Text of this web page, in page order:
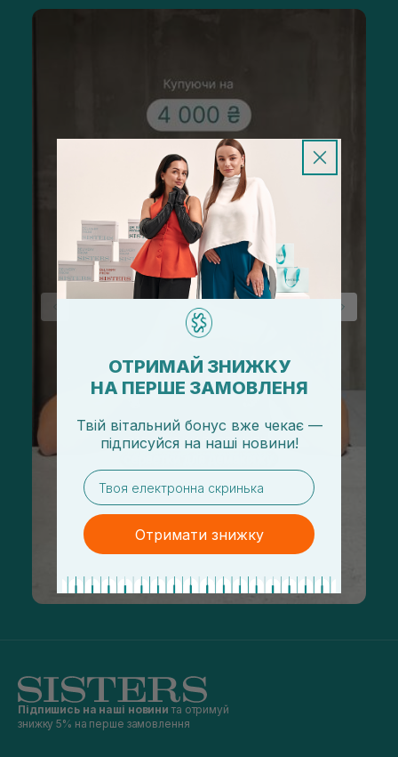
Підпишись на наші новини та отримуй
знижку 5% на перше замовлення
ОТРИМАЙ ЗНИЖКУ
НА ПЕРШЕ ЗАМОВЛЕНЯ
Твій вітальний бонус вже чекає —
підписуйся на наші новини!
email
Отримати знижку